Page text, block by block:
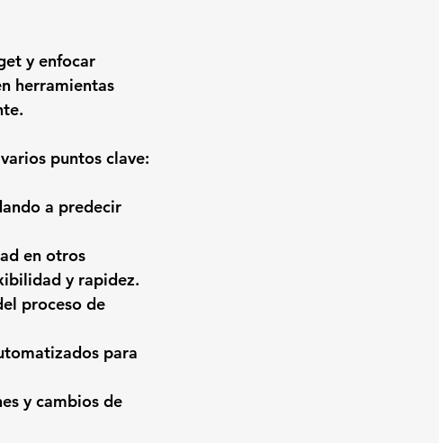
y enfocar
herramientas
puntos clave:
a predecir
en otros
y rapidez.
proceso de
para
y cambios de